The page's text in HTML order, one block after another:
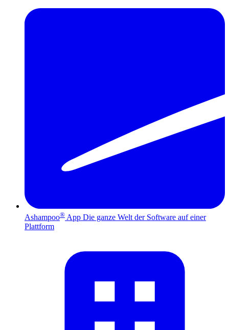
Ashampoo® App Die ganze Welt der Software auf einer
Plattform